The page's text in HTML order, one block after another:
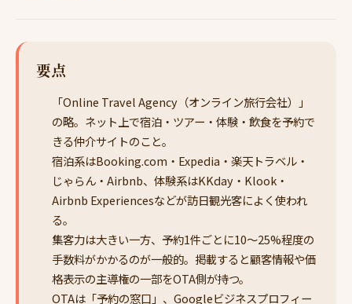
要点
「Online Travel Agency（オンライン旅行会社）」
の略。ネット上で宿泊・ツアー・体験・飲食を予約で
きる仲介サイトのこと。
宿泊系はBooking.com・Expedia・楽天トラベル・
じゃらん・Airbnb、体験系はKKday・Klook・
Airbnb Experiencesなどが訪日観光客によく使われ
る。
集客力は大きい一方、予約1件ごとに10〜25%程度の
手数料がかかるのが一般的。掲載すると顧客情報や価
格表示の主導権の一部をOTA側が持つ。
OTAは「予約の窓口」、Googleビジネスプロフィー